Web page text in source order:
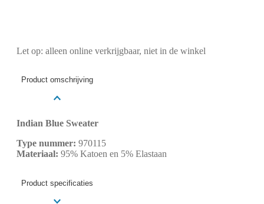
Let op: alleen online verkrijgbaar, niet in de winkel
Product omschrijving
Indian Blue Sweater
Type nummer: 970115
Materiaal: 95% Katoen en 5% Elastaan
Product specificaties